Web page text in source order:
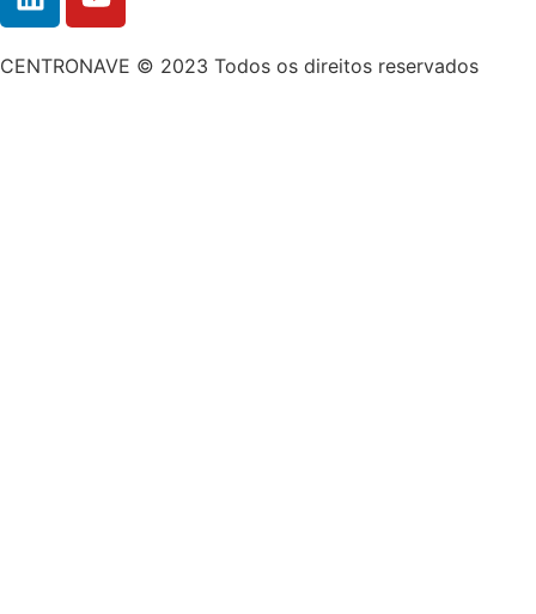
CENTRONAVE © 2023 Todos os direitos reservados